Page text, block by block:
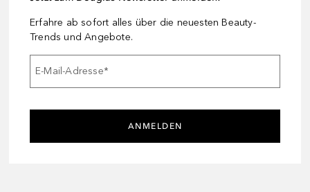
Erfahre ab sofort alles über die neuesten Beauty-
Trends und Angebote.
E-Mail-Adresse*
ANMELDEN